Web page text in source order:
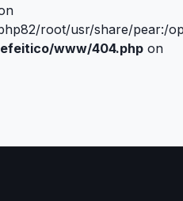
root/usr/share/pear:/
www/404.php on